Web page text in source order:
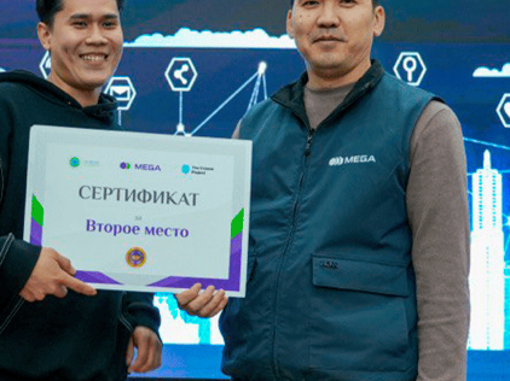
Соц. тармактар
SIM жеткирүү
MEGAда иште